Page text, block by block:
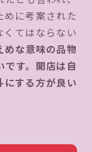
に考案された
くてはならない
めな意味の品物
す。開店は自
する方が良い